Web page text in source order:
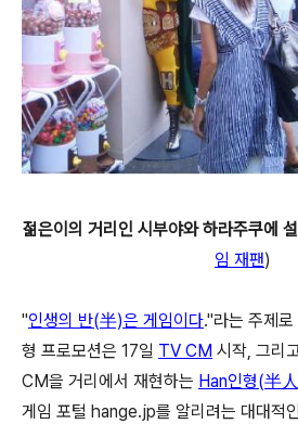
젊은이의 거리인 시부야와 하라주쿠에
임 재팬)
"인생의 반(半)은 게임이다."라는 주제
형 프로모션은 17일 TV CM 시작, 그리
CM을 거리에서 재현하는 Han인형(半
게임 포털 hange.jp를 알리려는 대대적